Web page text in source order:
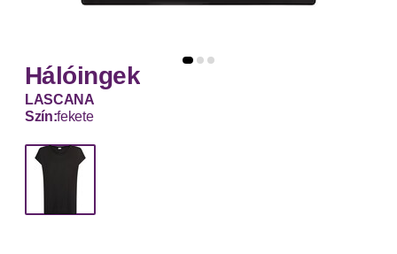
Hálóingek
LASCANA
Szín:fekete